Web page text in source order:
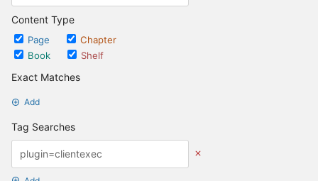
Content Type
Page
Chapter
Book
Shelf
Exact Matches
Add
Tag Searches